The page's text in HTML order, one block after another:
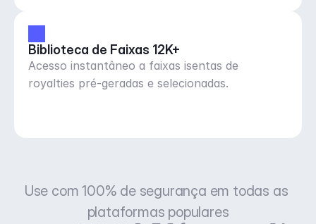
Biblioteca de Faixas 12K+
Acesso instantâneo a faixas isentas de
royalties pré-geradas e selecionadas.
Use com 100% de segurança em todas as
plataformas populares